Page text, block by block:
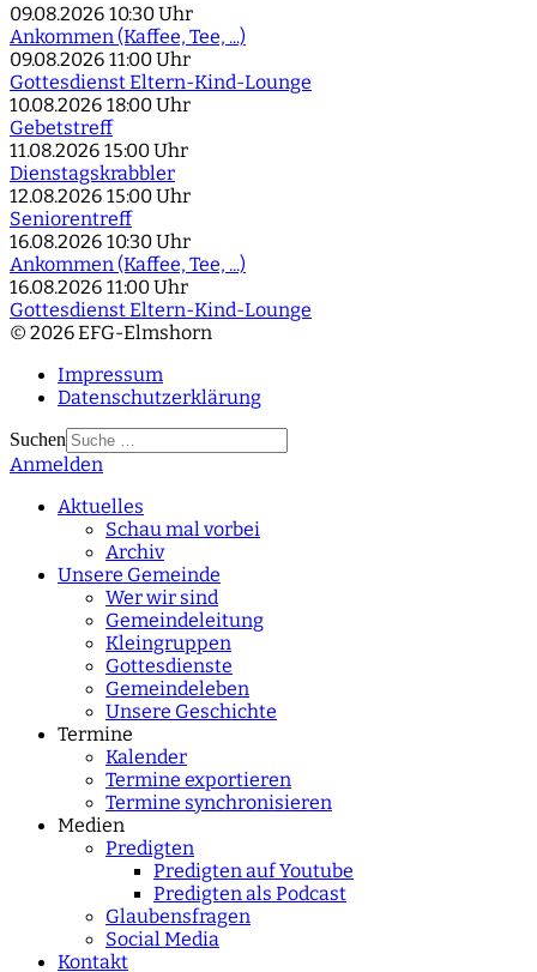
09.08.2026 10:30 Uhr
Ankommen (Kaffee, Tee, ...)
09.08.2026 11:00 Uhr
Gottesdienst Eltern-Kind-Lounge
10.08.2026 18:00 Uhr
Gebetstreff
11.08.2026 15:00 Uhr
Dienstagskrabbler
12.08.2026 15:00 Uhr
Seniorentreff
16.08.2026 10:30 Uhr
Ankommen (Kaffee, Tee, ...)
16.08.2026 11:00 Uhr
Gottesdienst Eltern-Kind-Lounge
© 2026 EFG-Elmshorn
Impressum
Datenschutzerklärung
Suchen
Type 2 or more
Anmelden
Aktuelles
Schau mal vorbei
Archiv
Unsere Gemeinde
Wer wir sind
Gemeindeleitung
Kleingruppen
Gottesdienste
Gemeindeleben
Unsere Geschichte
Termine
Kalender
Termine exportieren
Termine synchronisieren
Medien
Predigten
Predigten auf Youtube
Predigten als Podcast
Glaubensfragen
Social Media
Kontakt